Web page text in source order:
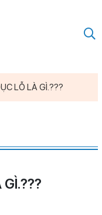
LỖ LÀ GÌ.???